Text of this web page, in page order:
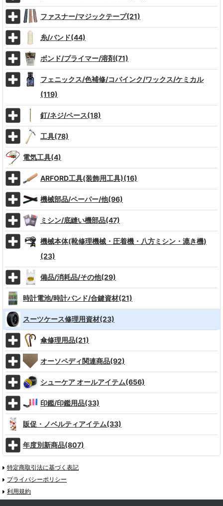
ファスナー/マジックテープ(21)
糸/バンド(44)
ボンド/プライマー/溶剤(71)
フェニックス/色補修/コバインク/ワックス/ケミカル
(119)
釘/ネジ/ペース(18)
工具(78)
電気工具(4)
ARFORD工具(装飾用工具)(16)
機械部品/ペーパー/他(96)
ミシン/底縫い機部品(47)
機械本体(靴修理機械・圧着機・八方ミシン・漉き機)
(23)
備品/消耗品/その他(29)
時計電池/時計バンド/合鍵資材(21)
スーツケース修理用資材(23)
傘修理用品(21)
オーソペディ関連商品(92)
シューケア オールアイテム(656)
印鑑/印鑑用品(33)
販促・ノベルティアイテム(33)
年度別新商品(807)
特定商取引法に基づく表記
プライバシーポリシー
利用規約